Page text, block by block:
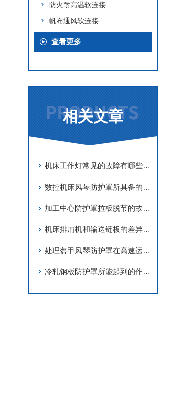
防火耐高温软连接
帆布通风软连接
查看更多
相关文章
机床工作灯常见的故障有哪些？应该如何处理？
数控机床风琴防护罩所具备的特点介绍
加工中心防护罩拉板脱节的故障解决措施
机床排屑机和输送链板的差异在哪里
处理盔甲风琴防护罩在高速运动中产生异响的故障
冷轧钢板防护罩所能起到的作用及正确安装方法介绍